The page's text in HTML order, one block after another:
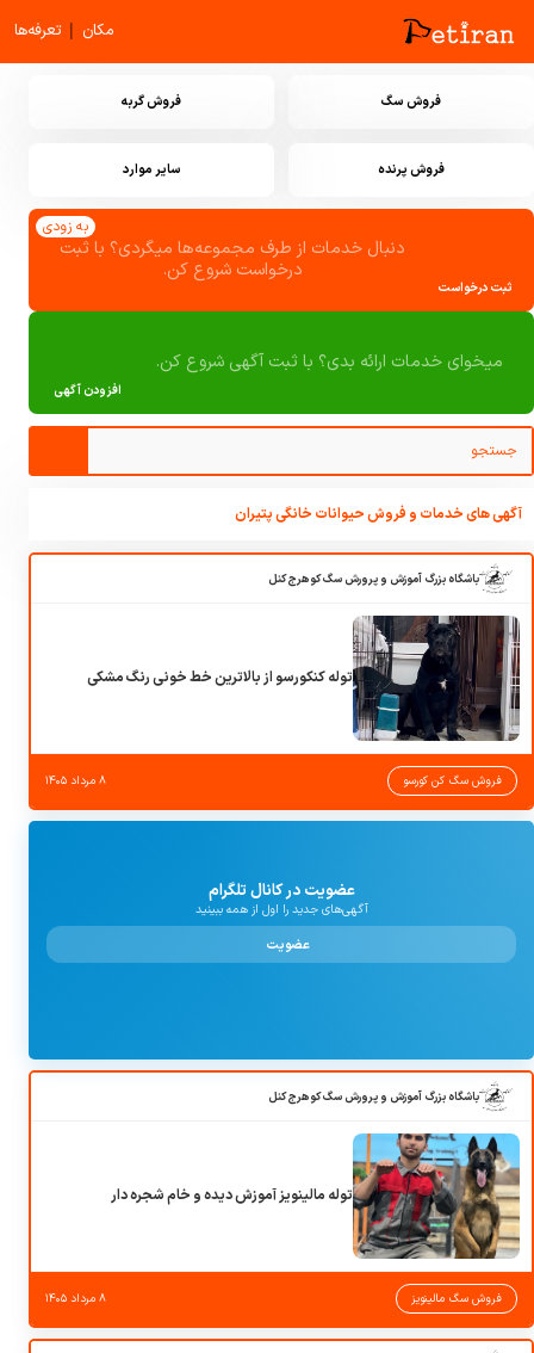
مکان | تعرفه‌ها
فروش سگ فروش گربه
فروش پرنده سایر موارد
ثبت درخواست
دنبال خدمات از طرف مجموعه‌ها میگردی؟ با ثبت
درخواست شروع کن.
به زودی
افزودن آگهی
میخوای خدمات ارائه بدی؟ با ثبت آگهی شروع کن.
آگهی های خدمات و فروش حیوانات خانگی پتیران
باشگاه بزرگ آموزش و پرورش سگ کوهرج کنل
توله کنکورسو از بالاترین خط خونی رنگ مشکی
فروش سگ کن کورسو ۸ مرداد ۱۴۰۵
عضویت در کانال تلگرام
آگهی‌های جدید را اول از همه ببینید
عضویت
باشگاه بزرگ آموزش و پرورش سگ کوهرج کنل
توله مالینویز آموزش دیده و خام شجره دار
فروش سگ مالینویز ۸ مرداد ۱۴۰۵